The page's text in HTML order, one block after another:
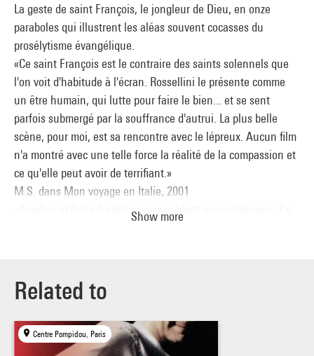
La geste de saint François, le jongleur de Dieu, en onze
paraboles qui illustrent les aléas souvent cocasses du
prosélytisme évangélique.
«Ce saint François est le contraire des saints solennels que
l'on voit d'habitude à l'écran. Rossellini le présente comme
un être humain, qui lutte pour faire le bien... et se sent
parfois submergé par la souffrance d'autrui. La plus belle
scène, pour moi, est sa rencontre avec le lépreux. Aucun film
n'a montré avec une telle force la réalité de la compassion et
ce qu'elle peut avoir de terrifiant.»
M.S. dans Mon voyage en Italie, 2001
«Kundun et Onze fioretti se ressemblent incroyablement. Ce
brutale, inattendue. Rossellini se garde bien de tout
expliquer ; il n'a pas peur des ellipses. Marty m'a dit que ce
film l'avait considérablement influencé. Il y pensait
constamment pendant le tournage.»
Show more
Related to
Centre Pompidou, Paris